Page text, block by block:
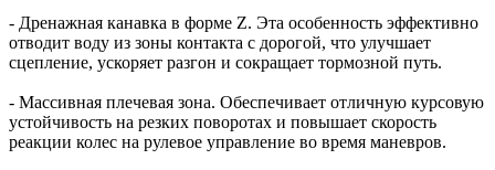
- Дренажная канавка в форме Z. Эта особенность эффективно
отводит воду из зоны контакта с дорогой, что улучшает
сцепление, ускоряет разгон и сокращает тормозной путь.
- Массивная плечевая зона. Обеспечивает отличную курсовую
устойчивость на резких поворотах и повышает скорость
реакции колес на рулевое управление во время маневров.